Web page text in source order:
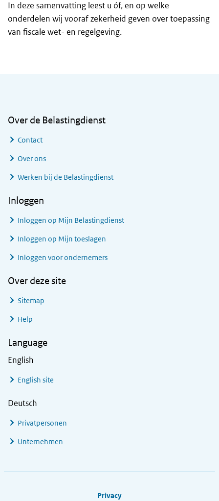
In deze samenvatting leest u óf, en op welke
onderdelen wij vooraf zekerheid geven over toepassing
van fiscale wet- en regelgeving.
Over de Belastingdienst
Contact
Over ons
Werken bij de Belastingdienst
Inloggen
Inloggen op Mijn Belastingdienst
Inloggen op Mijn toeslagen
Inloggen voor ondernemers
Over deze site
Sitemap
Help
Language
English
English site
Deutsch
Privatpersonen
Unternehmen
Privacy